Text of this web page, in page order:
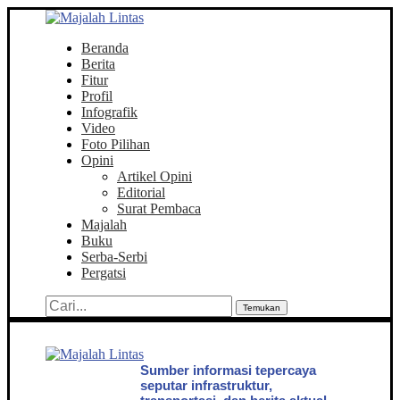
Beranda
Berita
Fitur
Profil
Infografik
Video
Foto Pilihan
Opini
Artikel Opini
Editorial
Surat Pembaca
Majalah
Buku
Serba-Serbi
Pergatsi
Temukan
Sumber informasi tepercaya
seputar infrastruktur,